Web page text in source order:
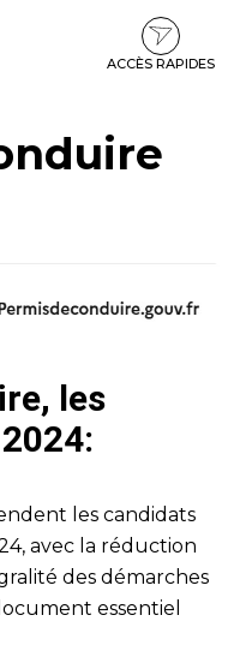
ACCÈS RAPIDES
les
les candidats
avec la réduction
des démarches
essentiel